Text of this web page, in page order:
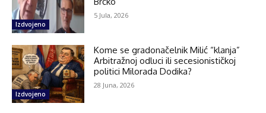
Izdvojeno
5 Jula, 2026
Izdvojeno
Kome se gradonačelnik Milić “klanja”
Arbitražnoj odluci ili secesionističkoj
politici Milorada Dodika?
28 Juna, 2026